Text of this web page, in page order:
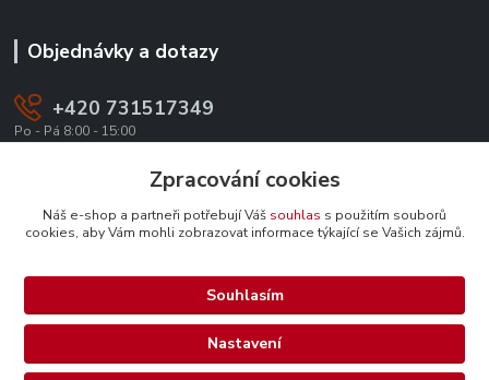
Objednávky a dotazy
+420 731517349
Po - Pá 8:00 - 15:00
office@texevo.cz
Upravit sběr cookies.
Zpracování cookies
Náš e-shop a partneři potřebují Váš souhlas s použitím souborů
cookies, aby Vám mohli zobrazovat informace týkající se Vašich zájmů.
Nastavení
Souhlasím